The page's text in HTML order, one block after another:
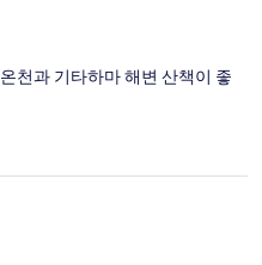
천과 기타하마 해변 산책이 좋